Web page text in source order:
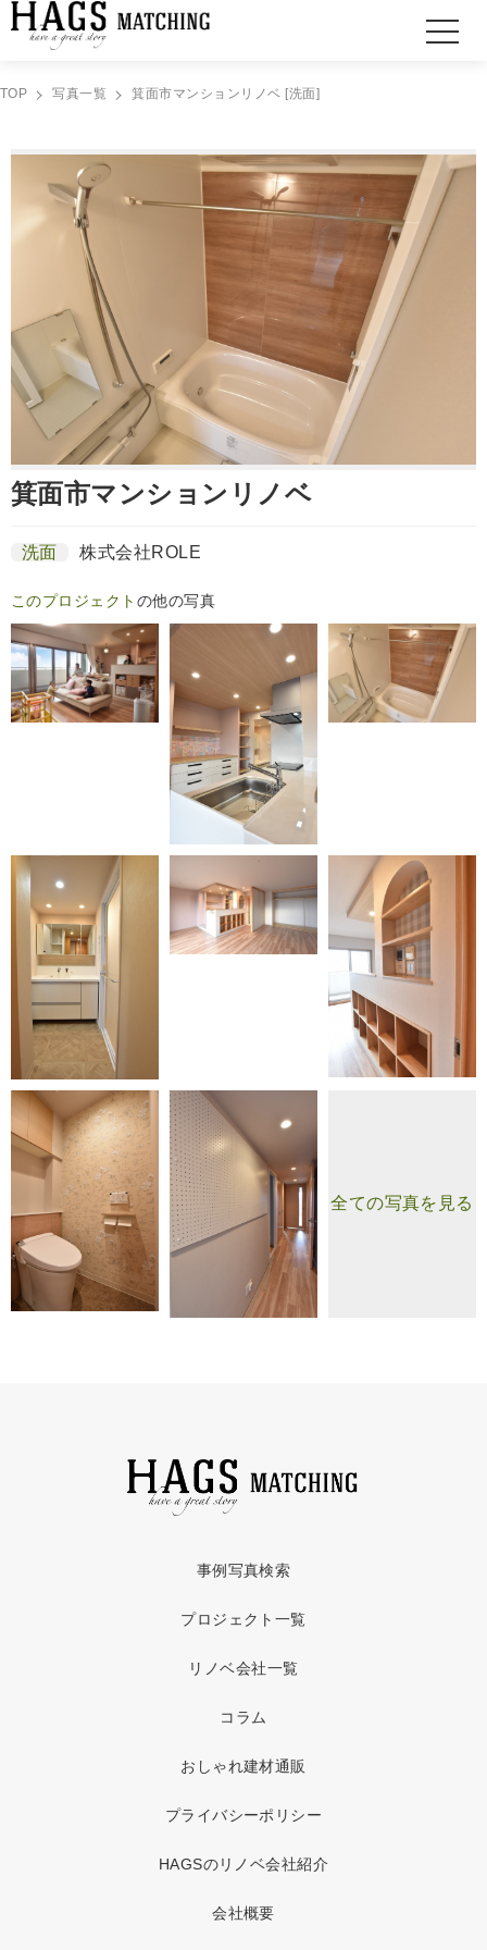
TOP 写真一覧 箕面市マンションリノベ [洗面]
箕面市マンションリノベ
洗面 株式会社ROLE
このプロジェクト の他の写真
全ての写真を見る
事例写真検索
プロジェクト一覧
リノベ会社一覧
コラム
おしゃれ建材通販
プライバシーポリシー
HAGSのリノベ会社紹介
会社概要